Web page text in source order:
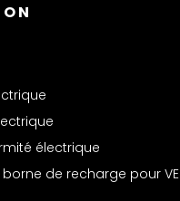
électrique
de recharge pour VE